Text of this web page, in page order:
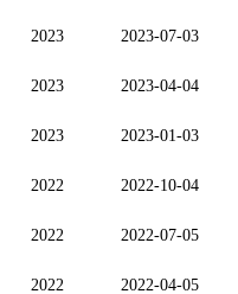
2023 2023-07-03
2023 2023-04-04
2023 2023-01-03
2022 2022-10-04
2022 2022-07-05
2022 2022-04-05